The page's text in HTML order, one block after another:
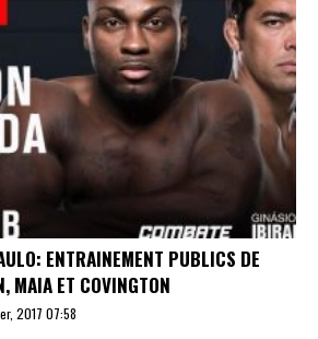
ENTRAINEMENT PUBLICS DE
MAIA ET COVINGTON
2017 07:58